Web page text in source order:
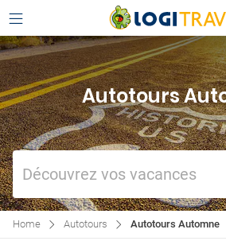
Autotours
Découvrez vos vacances
Home Autotours Autotours Automne